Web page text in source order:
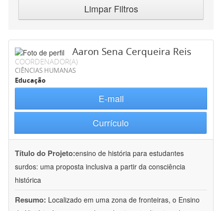
Limpar Filtros
Aaron Sena Cerqueira Reis
COORDENADOR(A)
CIÊNCIAS HUMANAS
Educação
E-mail
Currículo
Título do Projeto:ensino de história para estudantes
surdos: uma proposta inclusiva a partir da consciência
histórica
Resumo: Localizado em uma zona de fronteiras, o Ensino